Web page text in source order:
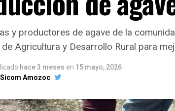
y productores de agave de la
de Agricultura y Desarrollo Rural para
hace 3 meses en 15 mayo, 2026
Sicom Amozoc